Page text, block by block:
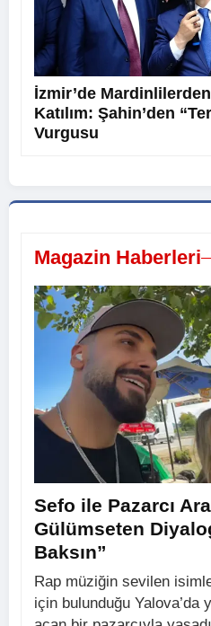
İzmir’de
Katılım: Şahin’den
Vurgusu
Magazin Haberleri
Sefo ile Pazarcı
Gülümseten
Baksın”
Rap müziğin sevilen
için bulunduğu Yalova’da